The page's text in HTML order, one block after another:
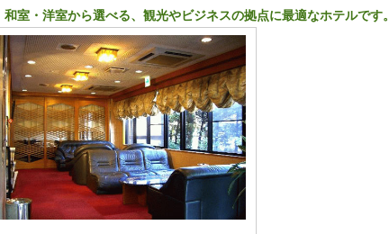
室・洋室から選べる、観光やビジネスの拠点に最適なホテルです。